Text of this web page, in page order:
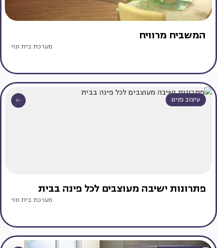
המשביח מרוויח
מערכת בית ונוי
עיצוב פנים
פתרונות ישיבה מעוצבים לכל פינה בבית
מערכת בית ונוי